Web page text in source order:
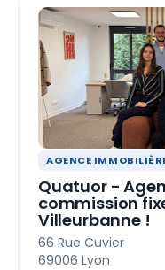
AGENCE
Quatuor -
commission
Villeurbanne !
66 Rue Cuvier
69006 Lyon